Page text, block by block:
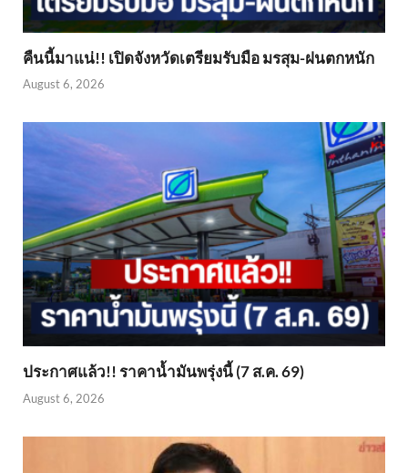
คืนนี้มาแน่!! เปิดจังหวัดเตรียมรับมือ มรสุม-ฝนตกหนัก
August 6, 2026
ประกาศแล้ว!! ราคาน้ำมันพรุ่งนี้ (7 ส.ค. 69)
August 6, 2026